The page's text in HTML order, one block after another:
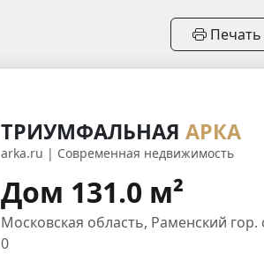
Печать
ТРИУМФАЛЬНАЯ АРКА
arka.ru | Современная недвижимость
Дом 131.0 м²
Московская область, Раменский гор.
0